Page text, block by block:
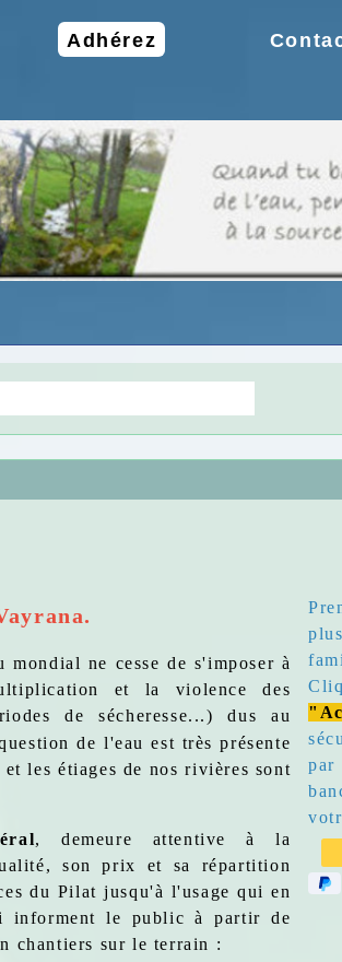
Adhérez
ne cesse de s'imposer à
et la violence des
de sécheresse...) dus au
de l'eau est très présente
les étiages de nos rivières sont
, demeure attentive à la
son prix et sa répartition
du Pilat jusqu'à l'usage qui en
informent le public à partir de
chantiers sur le terrain :